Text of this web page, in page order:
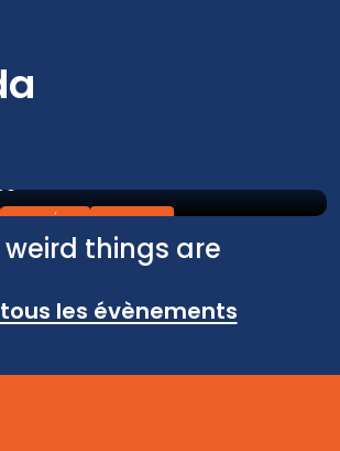
MUSÉES VISITES
things are
les évènements